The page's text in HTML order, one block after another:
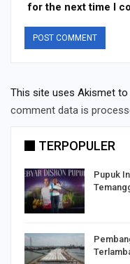
for the next time I
This site uses Akismet to
comment data is
TERPOPULER
Pupuk